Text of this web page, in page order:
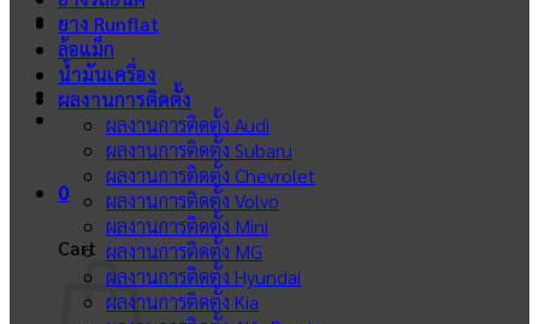
0
Cart
ยาง Runflat
ล้อแม็ก
น้ำมันเครื่อง
ผลงานการติดตั้ง
ผลงานการติดตั้ง Audi
ผลงานการติดตั้ง Subaru
ผลงานการติดตั้ง Chevrolet
ผลงานการติดตั้ง Volvo
ผลงานการติดตั้ง Mini
ผลงานการติดตั้ง MG
ผลงานการติดตั้ง Hyundai
ผลงานการติดตั้ง Kia